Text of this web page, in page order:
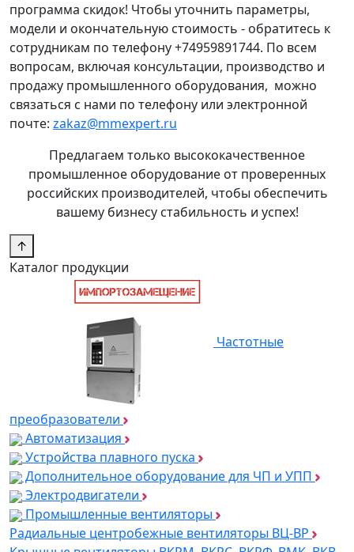
программа скидок! Чтобы уточнить параметры,
модели и окончательную стоимость - обратитесь к
сотрудникам по телефону +74959891744. По всем
вопросам, включая консультации, производство и
продажу промышленного оборудования, можно
связаться с нами по телефону или электронной
почте: zakaz@mmexpert.ru
Предлагаем только высококачественное
промышленное оборудование от проверенных
российских производителей, чтобы обеспечить
вашему бизнесу стабильность и успех!
↑
Каталог продукции
Частотные
преобразователи
Автоматизация
Устройства плавного пуска
Дополнительное оборудование для ЧП и УПП
Электродвигатели
Промышленные вентиляторы
Радиальные центробежные вентиляторы ВЦ-ВР